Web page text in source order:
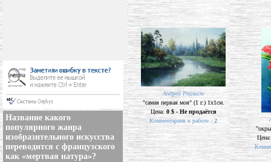
Название какого
популярного жанра
изобразительного искусства
переводится с французского
как «мертвая натура»?
Андрей Реалист
"самая первая моя" (1 г.) 1х1см.
Цена: 0 $ - Не продаётся
Комментариев к работе - 2